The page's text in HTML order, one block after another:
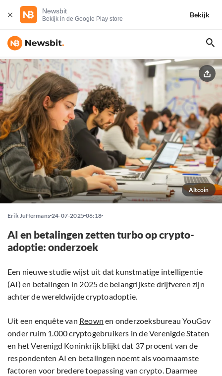
Newsbit
Bekijk in de Google Play store
Bekijk
Altcoin
Erik Juffermans 24-07-2025 06:18
AI en betalingen zetten turbo op crypto-
adoptie: onderzoek
Een nieuwe studie wijst uit dat kunstmatige intelligentie
(AI) en betalingen in 2025 de belangrijkste drijfveren zijn
achter de wereldwijde cryptoadoptie.
Uit een enquête van Reown en onderzoeksbureau YouGov
onder ruim 1.000 cryptogebruikers in de Verenigde Staten
en het Verenigd Koninkrijk blijkt dat 37 procent van de
respondenten AI en betalingen noemt als voornaamste
factoren voor bredere toepassing van crypto. Daarmee